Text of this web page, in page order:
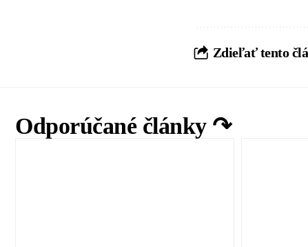
Zdieľať tento
Odporúčané články ↷